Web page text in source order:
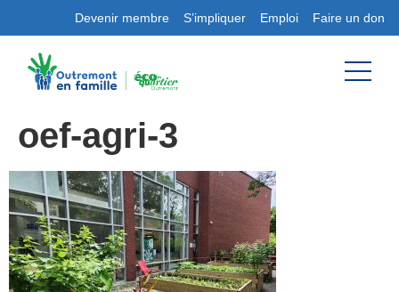
Devenir membre S’impliquer Emploi Faire un don
oef-agri-3